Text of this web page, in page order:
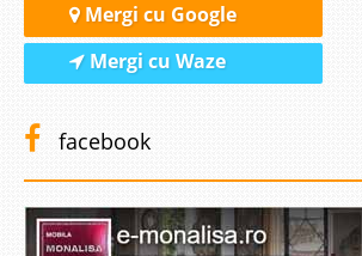
Mergi cu Google
Mergi cu Waze
facebook